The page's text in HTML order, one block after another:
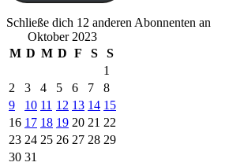
Schließe dich 12 anderen Abonnenten an
Oktober 2023
M D M D F S
S
1
2
3 4 5 6 7
8
9
10 11 12 13 14 15
16 17 18 19 20 21 22
23 24 25 26 27 28 29
30 31